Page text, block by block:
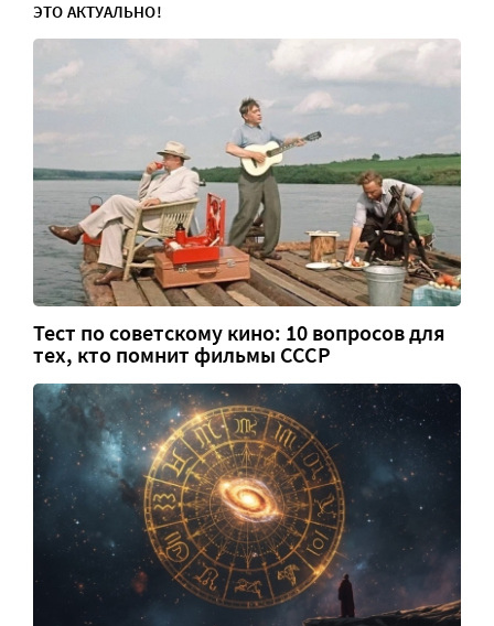
ЭТО АКТУАЛЬНО!
Тест по советскому кино: 10 вопросов для
тех, кто помнит фильмы СССР